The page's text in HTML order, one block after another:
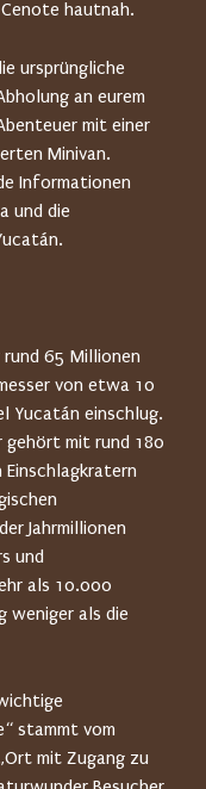
hautnah.
ursprüngliche
an eurem
mit einer
Minivan.
Informationen
und die
65 Millionen
von etwa 10
Yucatán einschlug.
gehört mit rund 180
Jahrmillionen
und
als 10.000
weniger als die
stammt vom
mit Zugang zu